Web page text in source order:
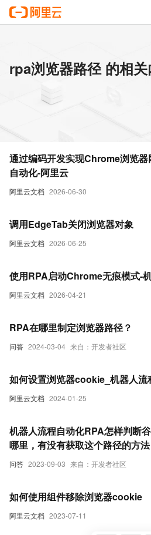
rpa浏览器路径 的相
阿里云文档 2026-06-30
通过编码开发实现Chrome浏览
自动化-阿里云
阿里云文档 2026-06-25
调用EdgeTab关闭浏览器对象
阿里云文档 2026-04-21
使用RPA启动Chrome无痕模式-
问答 2024-03-04 来自：开发者社区
RPA在哪里制定浏览器路径？
阿里云文档 2024-01-25
如何设置浏览器cookie_机器人流
问答 2023-09-03 来自：开发者社区
机器人流程自动化RPA怎样判断
哪里，有没有获取这个路径的方法
阿里云文档 2023-07-11
如何使用组件移除浏览器cookie